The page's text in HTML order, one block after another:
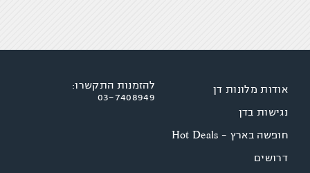
אודות מלונות דן
נגישות בדן
חופשה בארץ - Hot Deals
דרושים
להזמנות התקשרו:
03-7408949